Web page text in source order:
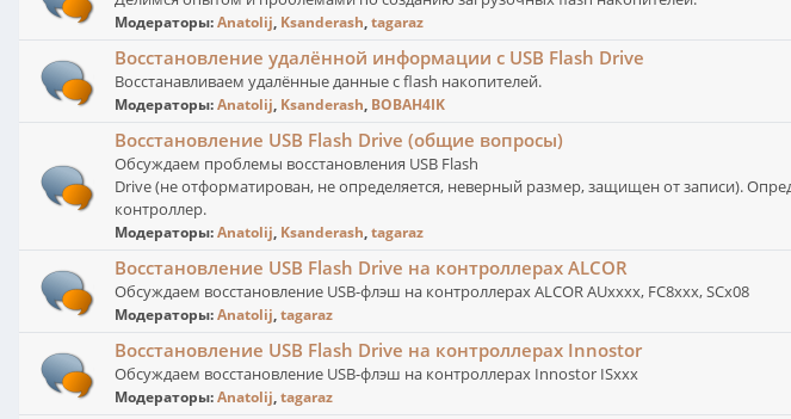
Модераторы:Anatolij, Ksanderash,tagaraz
Восстановление удалённой информации с USB Flash Drive
Восстанавливаем удалённые данные с flash накопителей.
Модераторы:Anatolij, Ksanderash, BOBAH4IK
Восстановление USB Flash Drive (общие вопросы)
Обсуждаем проблемы восстановления USB Flash
Drive (не отформатирован, не определяется, неверный размер, защищен от записи).
контроллер.
Модераторы:Anatolij, Ksanderash,tagaraz
Восстановление USB Flash Drive на контроллерах ALCOR
Обсуждаем восстановление USB-флэш на контроллерах ALCOR AUxxxx, FC8xxx, SCx08
Модераторы:Anatolij,tagaraz
Восстановление USB Flash Drive на контроллерах Innostor
Обсуждаем восстановление USB-флэш на контроллерах Innostor ISxxx
Модераторы:Anatolij,tagaraz